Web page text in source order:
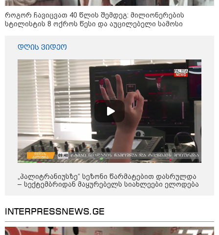
ხანძარია
ხანძარი - რუსეთმა კიევზე
იერიში ბალისტიკური
რაკეტებით მიიტანა
14:13 / 04-08-2026
მორიგი თავდასხმა რუსეთში,
ნავთობგადამამუშავებელ
ქარხანაზე - რა დეტალებია
ცნობილი
კატეგორიის ყველა სიახლე
როგორ ჩავიცვათ 40 წლის შემდეგ: მილიონერების
სტილისტის 8 ოქროს წესი და აუცილებელი სამოსი
დღის ვიდეო
„პალიტრანიუსზე“ სეზონი წარმატებით დასრულდა
– სექტემბრიდან მაყურებელს სიახლეები ელოდება
INTERPRESSNEWS.GE